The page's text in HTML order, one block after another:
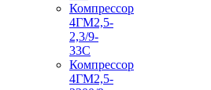
Компрессор
4ГМ2,5-
2,3/9-
33С
Компрессор
4ГМ2,5-